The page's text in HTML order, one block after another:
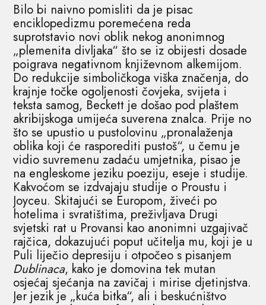
Bilo bi naivno pomisliti da je pisac
enciklopedizmu poremećena reda
suprotstavio novi oblik nekog anonimnog
„plemenita divljaka“ što se iz obijesti dosade
poigrava negativnom književnom alkemijom.
Do redukcije simboličkoga viška značenja, do
krajnje točke ogoljenosti čovjeka, svijeta i
teksta samog, Beckett je došao pod plaštem
akribijskoga umijeća suverena znalca. Prije no
što se upustio u pustolovinu „pronalaženja
oblika koji će rasporediti pustoš“, u čemu je
vidio suvremenu zadaću umjetnika, pisao je
na engleskome jeziku poeziju, eseje i studije.
Kakvoćom se izdvajaju studije o Proustu i
Joyceu. Skitajući se Europom, živeći po
hotelima i svratištima, preživljava Drugi
svjetski rat u Provansi kao anonimni uzgajivač
rajčica, dokazujući poput učitelja mu, koji je u
Puli liječio depresiju i otpočeo s pisanjem
Dublinaca, kako je domovina tek mutan
osjećaj sjećanja na zavičaj i mirise djetinjstva.
Jer jezik je „kuća bitka“, ali i beskućništvo